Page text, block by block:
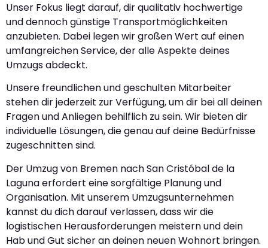
Unser Fokus liegt darauf, dir qualitativ hochwertige
und dennoch günstige Transportmöglichkeiten
anzubieten. Dabei legen wir großen Wert auf einen
umfangreichen Service, der alle Aspekte deines
Umzugs abdeckt.
Unsere freundlichen und geschulten Mitarbeiter
stehen dir jederzeit zur Verfügung, um dir bei all deinen
Fragen und Anliegen behilflich zu sein. Wir bieten dir
individuelle Lösungen, die genau auf deine Bedürfnisse
zugeschnitten sind.
Der Umzug von Bremen nach San Cristóbal de la
Laguna erfordert eine sorgfältige Planung und
Organisation. Mit unserem Umzugsunternehmen
kannst du dich darauf verlassen, dass wir die
logistischen Herausforderungen meistern und dein
Hab und Gut sicher an deinen neuen Wohnort bringen.